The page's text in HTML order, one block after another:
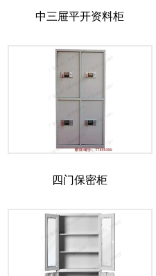
中三屉平开资料柜
四门保密柜